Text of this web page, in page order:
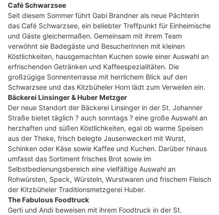
Café Schwarzsee
Seit diesem Sommer führt Gabi Brandner als neue Pächterin
das Café Schwarzsee, ein beliebter Treffpunkt für Einheimische
und Gäste gleichermaßen. Gemeinsam mit ihrem Team
verwöhnt sie Badegäste und BesucherInnen mit kleinen
Köstlichkeiten, hausgemachten Kuchen sowie einer Auswahl an
erfrischenden Getränken und Kaffeespezialitäten. Die
großzügige Sonnenterrasse mit herrlichem Blick auf den
Schwarzsee und das Kitzbüheler Horn lädt zum Verweilen ein.
Bäckerei Linsinger & Huber Metzger
Der neue Standort der Bäckerei Linsinger in der St. Johanner
Straße bietet täglich ? auch sonntags ? eine große Auswahl an
herzhaften und süßen Köstlichkeiten, egal ob warme Speisen
aus der Theke, frisch belegte Jausenweckerl mit Wurst,
Schinken oder Käse sowie Kaffee und Kuchen. Darüber hinaus
umfasst das Sortiment frisches Brot sowie im
Selbstbedienungsbereich eine vielfältige Auswahl an
Rohwürsten, Speck, Würsteln, Wurstwaren und frischem Fleisch
der Kitzbüheler Traditionsmetzgerei Huber.
The Fabulous Foodtruck
Gerti und Andi beweisen mit ihrem Foodtruck in der St.